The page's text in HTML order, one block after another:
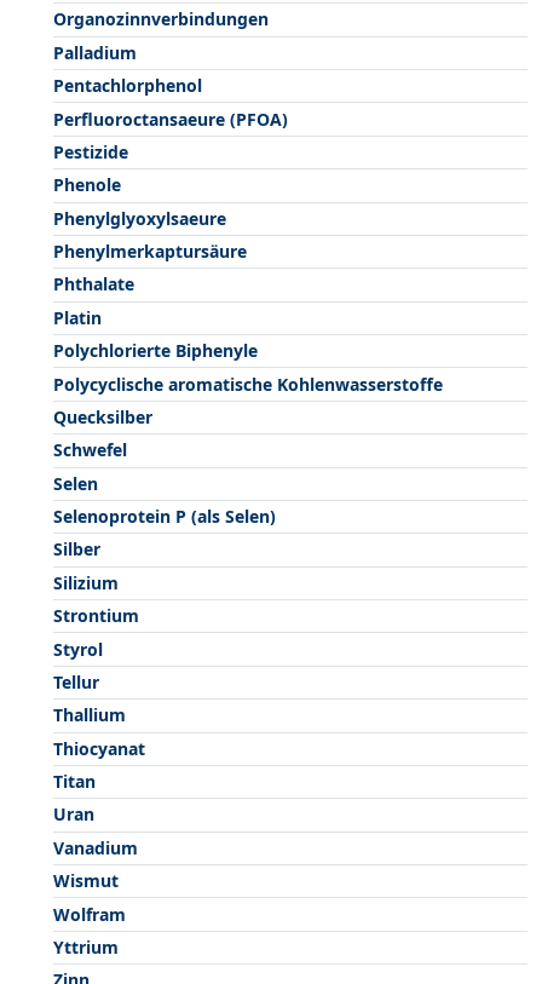
Organozinnverbindungen
Palladium
Pentachlorphenol
Perfluoroctansaeure (PFOA)
Pestizide
Phenole
Phenylglyoxylsaeure
Phenylmerkaptursäure
Phthalate
Platin
Polychlorierte Biphenyle
Polycyclische aromatische Kohlenwasserstoffe
Quecksilber
Schwefel
Selen
Selenoprotein P (als Selen)
Silber
Silizium
Strontium
Styrol
Tellur
Thallium
Thiocyanat
Titan
Uran
Vanadium
Wismut
Wolfram
Yttrium